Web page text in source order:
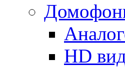
HD